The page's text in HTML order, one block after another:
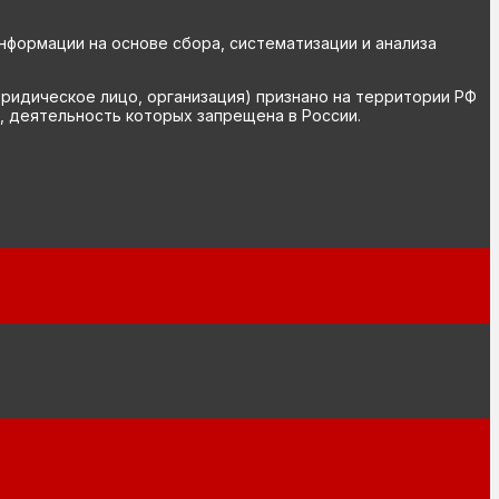
на основе сбора, систематизации и анализа
лицо, организация) признано на территории РФ
которых запрещена в России.